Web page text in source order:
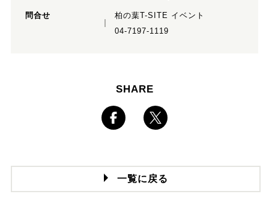
問合せ
柏の葉T-SITE イベント
04-7197-1119
SHARE
一覧に戻る